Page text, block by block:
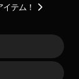
テム！